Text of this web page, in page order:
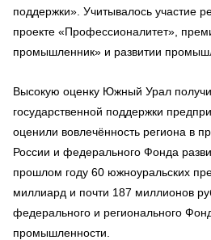
поддержки». Учитывалось участие
проекте «Профессионалитет»,
промышленник» и развитии
Высокую оценку Южный Урал
государственной поддержки
оценили вовлечённость региона в
России и федерального Фонда
прошлом году 60 южноуральских
миллиард и почти 187 миллионов
федерального и регионального
промышленности.